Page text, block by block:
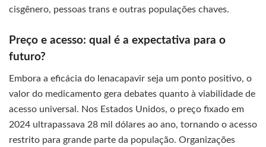
cisgênero, pessoas trans e outras populações chaves.
Preço e acesso: qual é a expectativa para o
futuro?
Embora a eficácia do lenacapavir seja um ponto positivo, o
valor do medicamento gera debates quanto à viabilidade de
acesso universal. Nos Estados Unidos, o preço fixado em
2024 ultrapassava 28 mil dólares ao ano, tornando o acesso
restrito para grande parte da população. Organizações